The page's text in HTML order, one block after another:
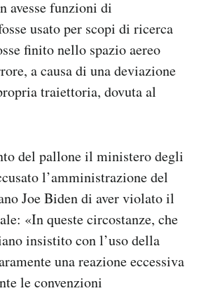
avesse funzioni di
usato per scopi di ricerca
finito nello spazio aereo
a causa di una deviazione
traiettoria, dovuta al
del pallone il ministero degli
l’amministrazione del
Joe Biden di aver violato il
«In queste circostanze, che
insistito con l’uso della
una reazione eccessiva
le convenzioni